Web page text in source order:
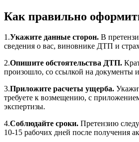
Как правильно
1.Укажите данные сторон. В
сведения о вас, виновнике ДТП и
2.Опишите обстоятельства ДТП.
произошло, со ссылкой на документы
3.Приложите расчеты ущерба.
требуете к возмещению, с
экспертизы.
4.Соблюдайте сроки. Претензию
10-15 рабочих дней после получения